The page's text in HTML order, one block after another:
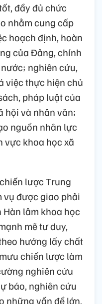
đầy đủ chức
nhằm cung cấp
hoạch định, hoàn
của Đảng, chính
nghiên cứu,
việc thực hiện chủ
pháp luật của
hội và nhân văn;
nguồn nhân lực
vực khoa học xã
lược Trung
vụ được giao phải
Hàn lâm khoa học
mẽ tư duy,
hướng lấy chất
chiến lược làm
nghiên cứu
báo, nghiên cứu
những vấn đề lớn,